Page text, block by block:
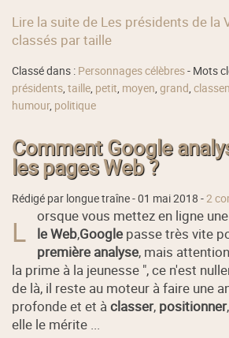
Lire la suite de Les présidents de la
classés par taille
Classé dans : Personnages célèbres- Mots
présidents,taille, petit, moyen,grand,
humour, politique
Comment Google
les pages Web ?
Rédigé par longue traîne -01 mai 2018 -2
L orsque vous mettez en ligne une
le Web,Google passe très vite
première analyse, mais
la prime à la jeunesse ", ce n'est
de là, il reste au moteur à faire une
profonde et et àclasser, positionner
elle le mérite ...